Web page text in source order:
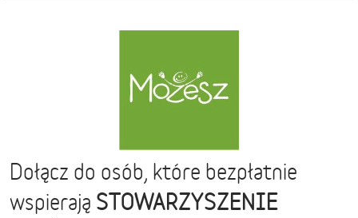
Dołącz do osób, które bezpłatnie
wspierają STOWARZYSZENIE